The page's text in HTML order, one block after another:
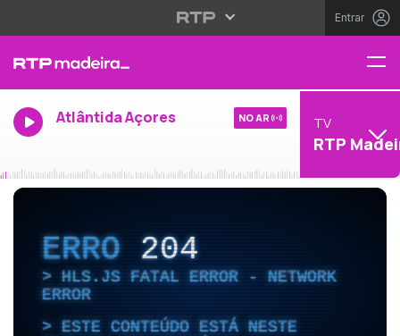
Entrar
Atlântida Açores NO AR TV
RTP
ERRO204
HLS.JS FATAL ERROR - NETWORK
ERROR
ESTE CONTEÚDO ESTÁ NESTE